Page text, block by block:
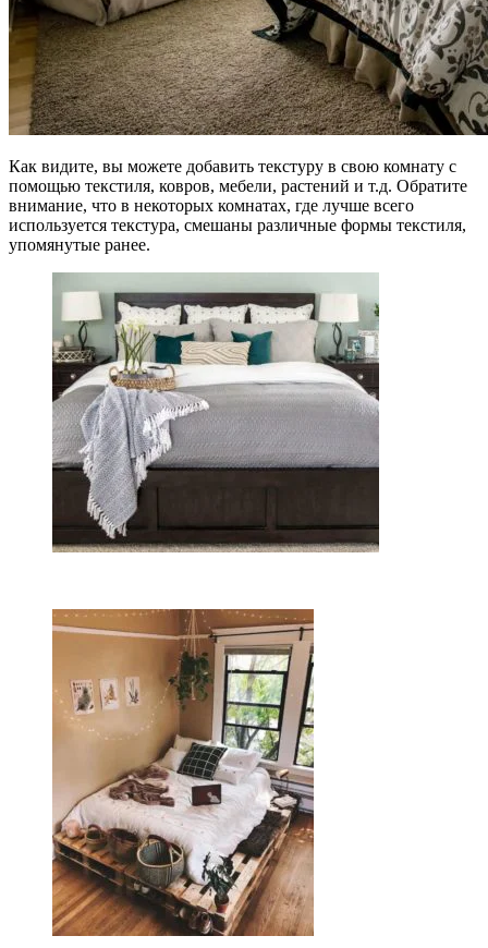
Как видите, вы можете добавить текстуру в свою комнату с
помощью текстиля, ковров, мебели, растений и т.д. Обратите
внимание, что в некоторых комнатах, где лучше всего
используется текстура, смешаны различные формы текстиля,
упомянутые ранее.